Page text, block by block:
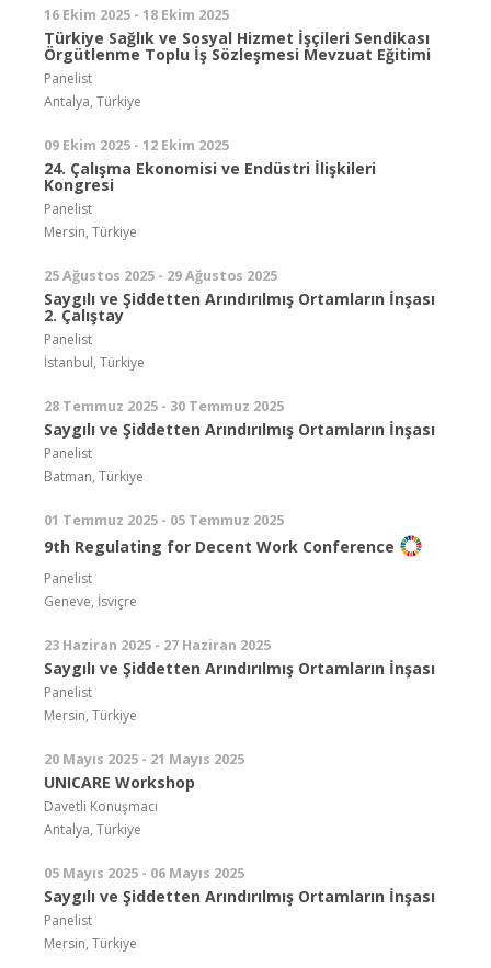
16 Ekim 2025 - 18 Ekim 2025
Türkiye Sağlık ve Sosyal Hizmet İşçileri Sendikası
Örgütlenme Toplu İş Sözleşmesi Mevzuat Eğitimi
Panelist
Antalya, Türkiye
09 Ekim 2025 - 12 Ekim 2025
24. Çalışma Ekonomisi ve Endüstri İlişkileri
Kongresi
Panelist
Mersin, Türkiye
25 Ağustos 2025 - 29 Ağustos 2025
Saygılı ve Şiddetten Arındırılmış Ortamların İnşası
2. Çalıştay
Panelist
İstanbul, Türkiye
28 Temmuz 2025 - 30 Temmuz 2025
Saygılı ve Şiddetten Arındırılmış Ortamların İnşası
Panelist
Batman, Türkiye
01 Temmuz 2025 - 05 Temmuz 2025
9th Regulating for Decent Work Conference
Panelist
Geneve, İsviçre
23 Haziran 2025 - 27 Haziran 2025
Saygılı ve Şiddetten Arındırılmış Ortamların İnşası
Panelist
Mersin, Türkiye
20 Mayıs 2025 - 21 Mayıs 2025
UNICARE Workshop
Davetli Konuşmacı
Antalya, Türkiye
05 Mayıs 2025 - 06 Mayıs 2025
Saygılı ve Şiddetten Arındırılmış Ortamların İnşası
Panelist
Mersin, Türkiye